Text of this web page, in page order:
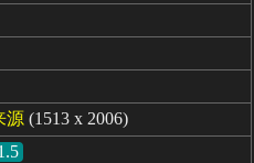
源 (1513 x 2006)